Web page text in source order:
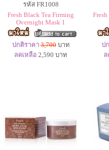
รหัส FR1008
Fresh Black Tea Firming
Overnight Mask 1
ปกติราคา 3,700บาท
ลดเหลือ 2,590 บาท
ป
ล